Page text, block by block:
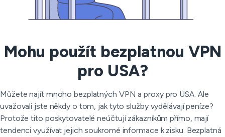
Mohu použít bezplatnou VPN
pro USA?
Můžete najít mnoho bezplatných VPN a proxy pro USA. Ale
uvažovali jste někdy o tom, jak tyto služby vydělávají peníze?
Protože tito poskytovatelé neúčtují zákazníkům přímo, mají
tendenci využívat jejich soukromé informace k zisku. Bezplatná